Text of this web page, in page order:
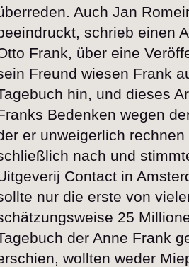
Auch Jan
schrieb einen
Frank, über eine
Freund wiesen Frank
hin, und dieses
Bedenken wegen
er unweigerlich
nach und
Contact in
nur die erste von
25
der Anne Frank
wollten weder